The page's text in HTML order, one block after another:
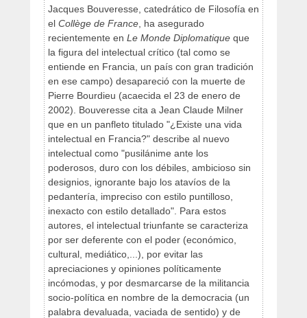
Jacques Bouveresse, catedrático de Filosofía en
el Collège de France , ha asegurado
recientemente en Le Monde Diplomatique que
la figura del intelectual crítico (tal como se
entiende en Francia, un país con gran tradición
en ese campo) desapareció con la muerte de
Pierre Bourdieu (acaecida el 23 de enero de
2002). Bouveresse cita a Jean Claude Milner
que en un panfleto titulado "¿Existe una vida
intelectual en Francia?" describe al nuevo
intelectual como "pusilánime ante los
poderosos, duro con los débiles, ambicioso sin
designios, ignorante bajo los atavíos de la
pedantería, impreciso con estilo puntilloso,
inexacto con estilo detallado". Para estos
autores, el intelectual triunfante se caracteriza
por ser deferente con el poder (económico,
cultural, mediático,...), por evitar las
apreciaciones y opiniones políticamente
incómodas, y por desmarcarse de la militancia
socio-política en nombre de la democracia (un
palabra devaluada, vaciada de sentido) y de